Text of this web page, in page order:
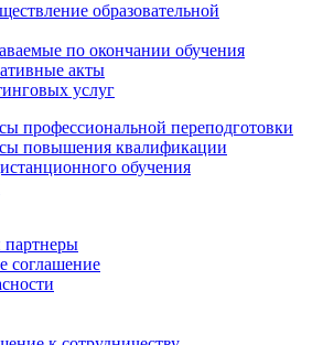
образовательной
по окончании обучения
акты
услуг
профессиональной переподготовки
повышения квалификации
обучения
соглашение